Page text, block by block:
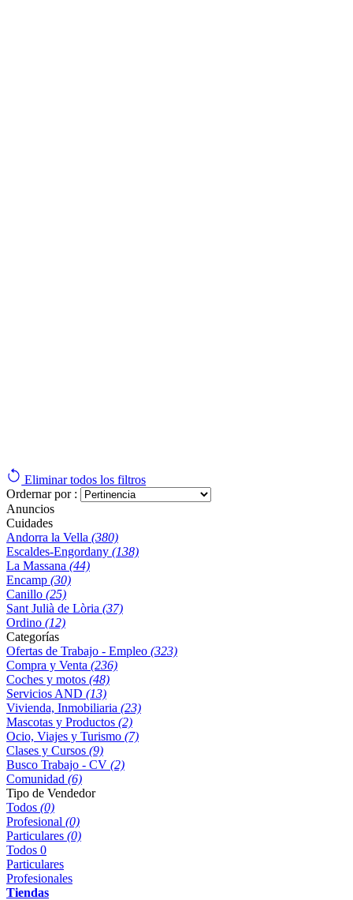
Eliminar todos los filtros
Ordernar por :
Anuncios
Cuidades
Andorra la Vella (380)
Escaldes-Engordany (138)
La Massana (44)
Encamp (30)
Canillo (25)
Sant Julià de Lòria (37)
Ordino (12)
Categorías
Ofertas de Trabajo - Empleo (323)
Compra y Venta (236)
Coches y motos (48)
Servicios AND (13)
Vivienda, Inmobiliaria (23)
Mascotas y Productos (2)
Ocio, Viajes y Turismo (7)
Clases y Cursos (9)
Busco Trabajo - CV (2)
Comunidad (6)
Tipo de Vendedor
Todos (0)
Profesional (0)
Particulares (0)
Todos 0
Particulares
Profesionales
Tiendas